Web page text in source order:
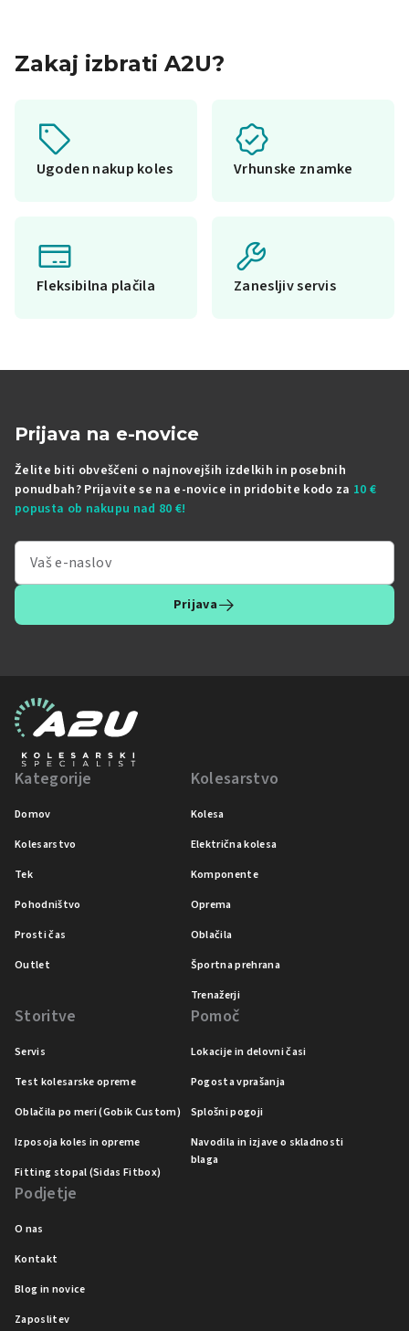
Zakaj izbrati A2U?
Ugoden nakup koles Vrhunske znamke
Fleksibilna plačila Zanesljiv servis
Prijava na e-novice
Želite biti obveščeni o najnovejših izdelkih in posebnih
ponudbah? Prijavite se na e-novice in pridobite kodo za 10 €
popusta ob nakupu nad 80 €!
Prijava
Kategorije
Domov
Kolesarstvo
Tek
Pohodništvo
Prosti čas
Outlet
Kolesarstvo
Kolesa
Električna kolesa
Komponente
Oprema
Oblačila
Športna prehrana
Trenažerji
Storitve
Servis
Test kolesarske opreme
Oblačila po meri (Gobik Custom)
Izposoja koles in opreme
Fitting stopal (Sidas Fitbox)
Pomoč
Lokacije in delovni časi
Pogosta vprašanja
Splošni pogoji
Navodila in izjave o skladnosti
blaga
Podjetje
O nas
Kontakt
Blog in novice
Zaposlitev